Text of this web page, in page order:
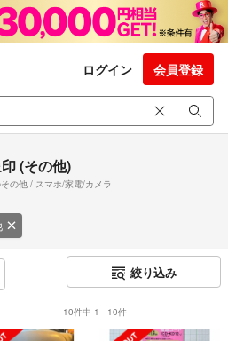
ログイン 会員登録
(その他)
の他 / スマホ/家電/カメラ
絞り込み
10件中 1 - 10件